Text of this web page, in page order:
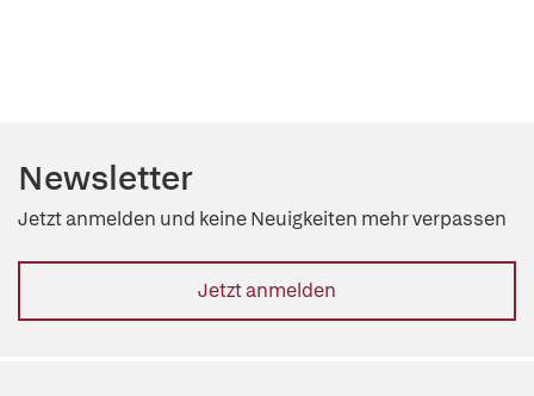
Newsletter
Jetzt anmelden und keine Neuigkeiten mehr verpassen
Jetzt anmelden